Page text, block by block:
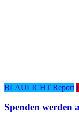
BLAULICHT Report
Spen­den wer­den